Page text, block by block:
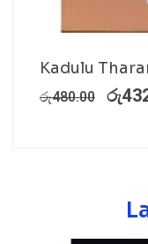
Kadulu
රු480.00 රු